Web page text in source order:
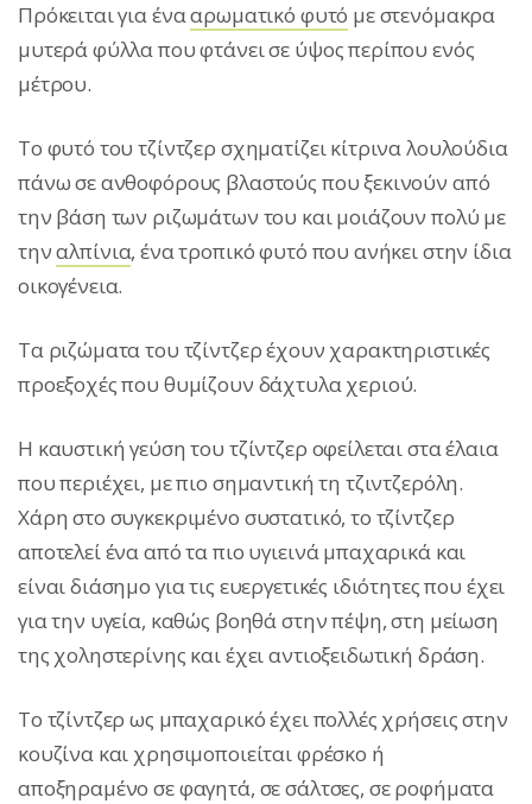
Πρόκειται για ένααρωματικό φυτό με στενόμακρα
μυτερά φύλλα που φτάνει σε ύψος περίπου ενός
μέτρου.
Το φυτό του τζίντζερ σχηματίζει κίτρινα λουλούδια
πάνω σε ανθοφόρους βλαστούς που ξεκινούν από
την βάση των ριζωμάτων του και μοιάζουν πολύ με
τηναλπίνια, ένα τροπικό φυτό που ανήκει στην ίδια
οικογένεια.
Τα ριζώματα του τζίντζερ έχουν χαρακτηριστικές
προεξοχές που θυμίζουν δάχτυλα χεριού.
Η καυστική γεύση του τζίντζερ οφείλεται στα έλαια
που περιέχει, με πιο σημαντική τη τζιντζερόλη.
Χάρη στο συγκεκριμένο συστατικό, το τζίντζερ
αποτελεί ένα από τα πιο υγιεινά μπαχαρικά και
είναι διάσημο για τις ευεργετικές ιδιότητες που έχει
για την υγεία, καθώς βοηθά στην πέψη, στη μείωση
της χοληστερίνης και έχει αντιοξειδωτική δράση.
Το τζίντζερ ως μπαχαρικό έχει πολλές χρήσεις στην
κουζίνα και χρησιμοποιείται φρέσκο ή
αποξηραμένο σε φαγητά, σε σάλτσες, σε ροφήματα